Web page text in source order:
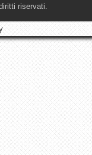
riservati.